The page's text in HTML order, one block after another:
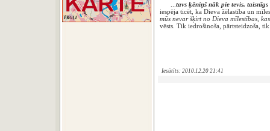
tavs ķēniņš nāk pie tevis,
iespēja ticēt, ka Dieva žēlastība un
mūs nevar šķirt no Dieva mīlestības,
vēsts. Tik iedrošinoša, pārtsteidzoša,
Iesūtīts: 2010.12.20 21:41